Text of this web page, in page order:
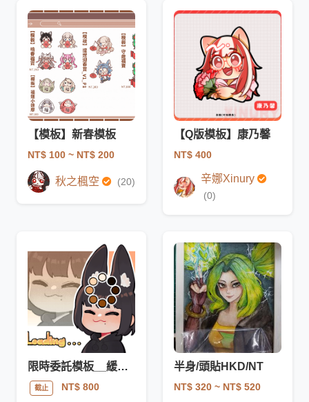
【模板】新春模板
NT$ 100 ~ NT$ 200
秋之楓空 (20)
【Q版模板】康乃馨
NT$ 400
辛娜Xinury
(0)
限時委託模板__緩衝中……
截止 NT$ 800
半身/頭貼HKD/NT
NT$ 320 ~ NT$ 520